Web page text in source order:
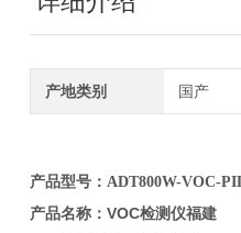
产地类别 国产
产品型号：ADT800W-VOC-
产品名称： VOC检测仪福建